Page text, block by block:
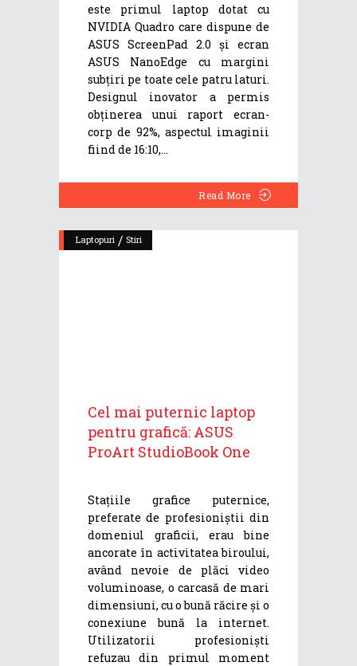
este primul laptop dotat cu
NVIDIA Quadro care dispune de
ASUS ScreenPad 2.0 și ecran
ASUS NanoEdge cu margini
subțiri pe toate cele patru laturi.
Designul inovator a permis
obținerea unui raport ecran-
corp de 92%, aspectul imaginii
fiind de 16:10,
Read More
Laptopuri / Stiri
Cel mai puternic laptop
pentru grafică: ASUS
ProArt StudioBook One
Stațiile grafice puternice,
preferate de profesioniștii din
domeniul graficii, erau bine
ancorate în activitatea biroului,
având nevoie de plăci video
voluminoase, o carcasă de mari
dimensiuni, cu o bună răcire și o
conexiune bună la internet.
Utilizatorii profesioniști
refuzau din primul moment